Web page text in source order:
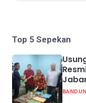
Top 5 Sepekan